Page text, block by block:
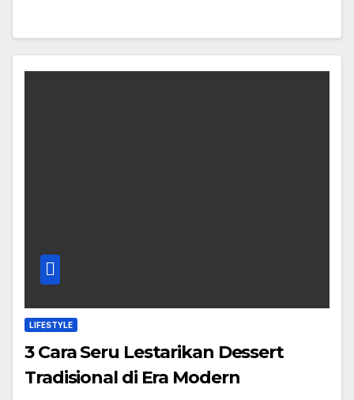
LIFESTYLE
3 Cara Seru Lestarikan Dessert
Tradisional di Era Modern